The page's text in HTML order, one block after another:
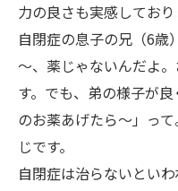
力の良さも実感しており
自閉症の息子の兄（6歳
～、薬じゃないんだよ
す。でも、弟の様子が
のお薬あげたら～」っ
じです。
自閉症は治らないとい